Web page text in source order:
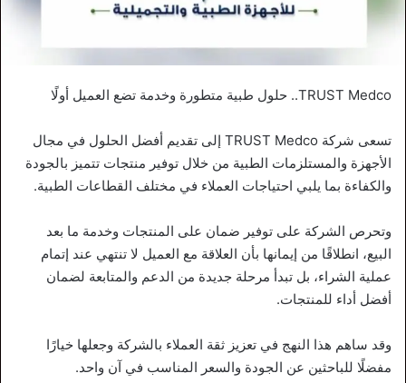
TRUST Medco.. حلول طبية متطورة وخدمة تضع العميل أولًا
تسعى شركة TRUST Medco إلى تقديم أفضل الحلول في مجال
الأجهزة والمستلزمات الطبية من خلال توفير منتجات تتميز بالجودة
والكفاءة بما يلبي احتياجات العملاء في مختلف القطاعات الطبية.
وتحرص الشركة على توفير ضمان على المنتجات وخدمة ما بعد
البيع، انطلاقًا من إيمانها بأن العلاقة مع العميل لا تنتهي عند إتمام
عملية الشراء، بل تبدأ مرحلة جديدة من الدعم والمتابعة لضمان
أفضل أداء للمنتجات.
وقد ساهم هذا النهج في تعزيز ثقة العملاء بالشركة وجعلها خيارًا
مفضلًا للباحثين عن الجودة والسعر المناسب في آن واحد.